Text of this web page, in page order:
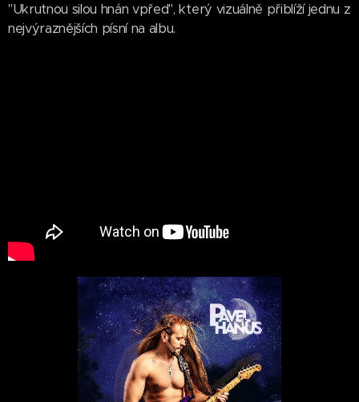
"Ukrutnou silou hnán vpřed", který vizuálně přiblíží jednu z
nejvýraznějších písní na albu.